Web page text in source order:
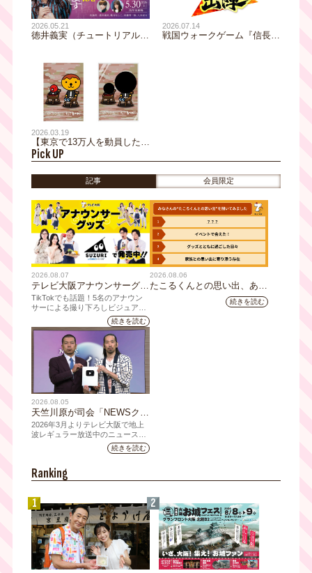
2026.05.21
徳井義実（チュートリアル）
30日（土）スペシャルイベン
ト 「令和に官能小説読んで
みます」第二部の生配信が決
定！ 本日よりチケット発売
開始！
2026.07.14
戦国ウォークゲーム『信長の
2026.03.19
【東京で13万人を動員した話
題の展覧会】「恐怖心展大
阪」開幕直前！
Pick UP
記事 会員限定
2026.08.07
テレビ大阪アナウンサーグッ
ズの新商品 8月8日(土)に発
売！ テーマは「個性全開」5
人それぞれの"らしさ"を詰め
込んだアイテムが登場
TikTokでも話題！5名のアナウン
サーによる撮り下ろしビジュアル
を使用した新グッズを発売続きを読む
2026.08.06
たこるくんとの思い出、あり
ますか？会員のみなさんに聞
続きを読む
2026.08.05
天竺川原が司会「NEWSクラ
イシス」チャンネル登録者数
10万人突破！テレビ大阪の番
組史上最速記録を更新
2026年3月よりテレビ大阪で地上
波レギュラー放送中のニュース番
組「NEWSクライシス」が、この
たび2026年7月12日(日)に、
人を達成しました。
続きを読む
Ranking
1 2